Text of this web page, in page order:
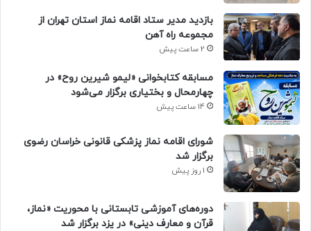
بازدید مدیر ستاد اقامه نماز استان تهران از
مجموعه راه آهن
2 ساعت پیش
مسابقه کتابخوانی «لیمو شیرین روح» در
چهارمحال و بختیاری برگزار می‌شود
14 ساعت پیش
شورای اقامه نماز پزشکی قانونی خراسان رضوی
برگزار شد
1 روز پیش
دوره‌های آموزشی تابستانی با محوریت «نماز،
قرآن و معارف دینی» در یزد برگزار شد